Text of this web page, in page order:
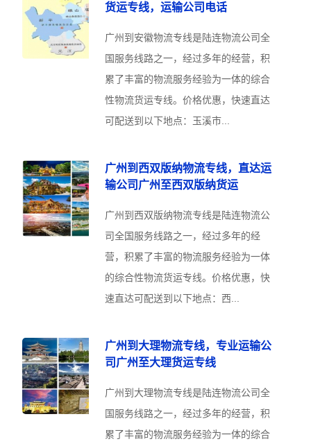
货运专线，运输公司电话
广州到安徽物流专线是陆连物流公司全
国服务线路之一，经过多年的经营，积
累了丰富的物流服务经验为一体的综合
性物流货运专线。价格优惠，快速直达
可配送到以下地点：玉溪市...
广州到西双版纳物流专线，直达运
输公司广州至西双版纳货运
广州到西双版纳物流专线是陆连物流公
司全国服务线路之一，经过多年的经
营，积累了丰富的物流服务经验为一体
的综合性物流货运专线。价格优惠，快
速直达可配送到以下地点：西...
广州到大理物流专线，专业运输公
司广州至大理货运专线
广州到大理物流专线是陆连物流公司全
国服务线路之一，经过多年的经营，积
累了丰富的物流服务经验为一体的综合